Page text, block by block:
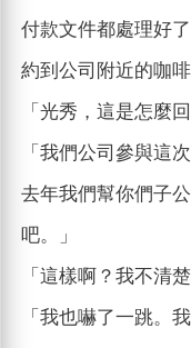
付款文件都處理好
約到公司附近的咖啡
「光秀，這是怎麼回
「我們公司參與這
去年我們幫你們子
吧。」
「這樣啊？我不清楚
「我也嚇了一跳。